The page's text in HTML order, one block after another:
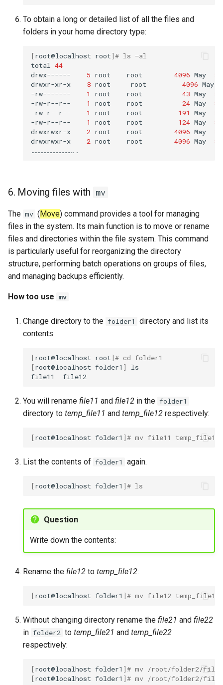
To obtain a long or detailed list of all the files and
folders in your home directory type:
[root@localhost root]# ls –al
total
44
drwx------
5 root root 4096 May 8
drwxr-xr-x
8 root root 4096 May
-rw-------
1 root root 43 May 8
-rw-r--r--
1 root root 24 May 8
-rw-r--r--
1 root root 191 May 8
-rw-r--r--
1 root root 124 May 8
drwxrwxr-x
2 root root 4096 May 8
drwxrwxr-x
2 root root 4096 May 8
6. Moving files with mv
The mv (Move) command provides a tool for managing
files in the system. Its main function is to move or rename
files and directories within the file system. This command
is particularly useful for reorganizing the directory
structure, performing batch operations on groups of files,
and managing backups efficiently.
How too use mv
Change directory to the folder1
directory and list its
contents:
[root@localhost root]# cd folder1
[root@localhost folder1 ]
ls
file11
You will rename file11 and file12 in the folder1
directory to temp_file11 and temp_file12 respectively:
[root@localhost folder1 ]# mv file11 temp_file11
List the contents of folder1 again.
[root@localhost folder1 ]# ls
Question
Write down the contents:
Rename the file12 to temp_file12:
[root@localhost folder1 ]# mv file12 temp_file12
Without changing directory rename the file21 and file22
in folder2 to temp_file21 and temp_file22
respectively:
[root@localhost folder1 ]# mv /root/folder2/
[root@localhost folder1 ]# mv /root/folder2/